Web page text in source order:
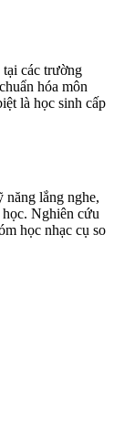
các trường
hóa môn
là học sinh cấp
năng lắng nghe,
Nghiên cứu
học nhạc cụ so